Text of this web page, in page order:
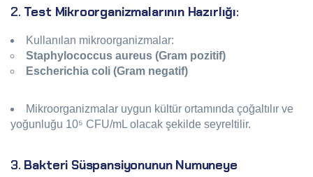
2. Test Mikroorganizmalarının Hazırlığı:
Kullanılan mikroorganizmalar:
Staphylococcus aureus (Gram pozitif)
Escherichia coli (Gram negatif)
Mikroorganizmalar uygun kültür ortamında çoğaltılır ve
yoğunluğu 10⁵ CFU/mL olacak şekilde seyreltilir.
3. Bakteri Süspansiyonunun Numuneye